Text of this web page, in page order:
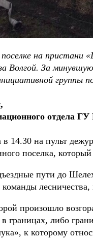
на пристани
Волгой. За
группы
отдела
в 14.30 на пульт
поселка,
пути до
произошло
границах, либо
к которому